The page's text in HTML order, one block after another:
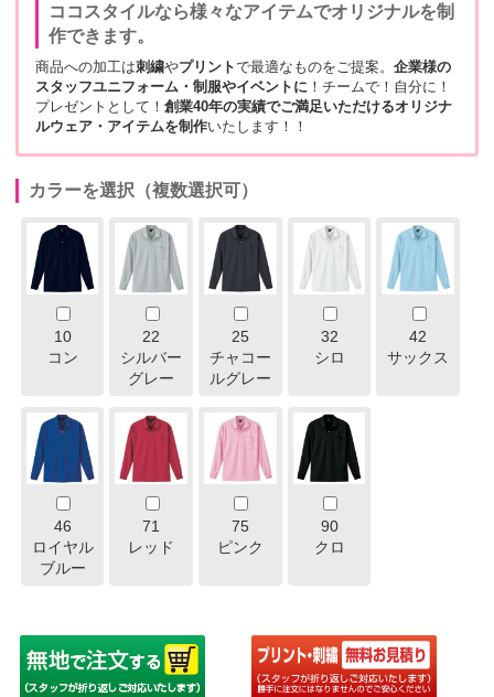
ココスタイルなら様々なアイテムでオリジナルを制
作できます。
商品への加工は刺繍やプリントで最適なものをご提案。 企業様の
スタッフユニフォーム・制服やイベントに ！チームで！自分に！
プレゼントとして！ 創業40年の実績でご満足いただけるオリジナ
ルウェア・アイテムを制作いたします！！
カラーを選択（複数選択可）
10
コン
22
シルバー
グレー
25
チャコー
ルグレー
32
シロ
42
サックス
46
ロイヤル
ブルー
71
レッド
75
ピンク
90
クロ